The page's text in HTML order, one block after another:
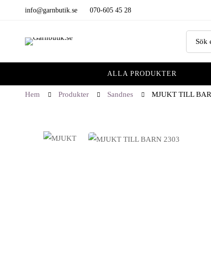
info@garnbutik.se 070-605 45 28
ALLA PRODUKTER
Hem Produkter Sandnes MJUKT TILL